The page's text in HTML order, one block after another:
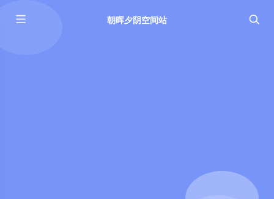
朝晖夕阴空间站